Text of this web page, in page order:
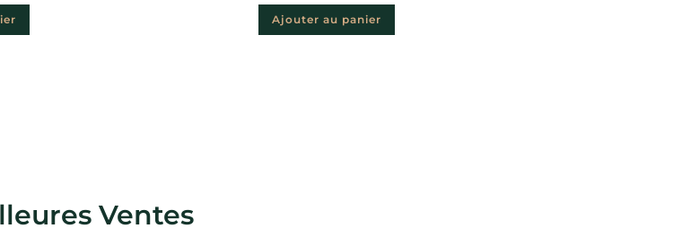
Ajouter au panier
Ventes